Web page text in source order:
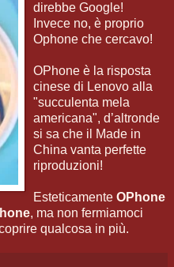
direbbe Google!
Invece no, è proprio
Ophone che cercavo!
OPhone è la risposta
cinese di Lenovo alla
"succulenta mela
americana", d’altronde
si sa che il Made in
China vanta perfette
riproduzioni!
Esteticamente OPhone
, ma non fermiamoci
qualcosa in più.